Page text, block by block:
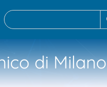
di Milano